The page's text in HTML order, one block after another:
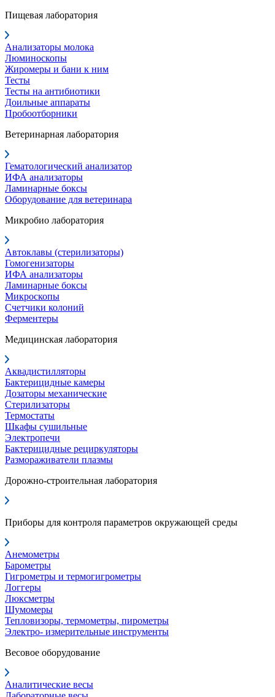
Пищевая лаборатория
Анализаторы молока
Люминоскопы
Жиромеры и бани к ним
Тесты
Тесты на антибиотики
Доильные аппараты
Пробоотборники
Ветеринарная лаборатория
Гематологический анализатор
ИФА анализаторы
Ламинарные боксы
Оборудование для ветеринара
Микробио лаборатория
Автоклавы (стерилизаторы)
Гомогенизаторы
ИФА анализаторы
Ламинарные боксы
Микроскопы
Счетчики колоний
Ферментеры
Медицинская лаборатория
Аквадистилляторы
Бактерицидные камеры
Дозаторы механические
Стерилизаторы
Термостаты
Шкафы сушильные
Электропечи
Бактерицидные рециркуляторы
Размораживатели плазмы
Дорожно-строительная лаборатория
Приборы для контроля параметров окружающей среды
Анемометры
Барометры
Гигрометры и термогигрометры
Логгеры
Люксметры
Шумомеры
Тепловизоры, термометры, пирометры
Электро- измерительные инструменты
Весовое оборудование
Аналитические весы